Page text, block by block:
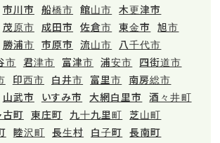
市川市 船橋市 館山市
木更津市
茂原市 成田市 佐倉市 東金市
旭市
勝浦市 市原市 流山市
八千代市
市 君津市 富津市 浦安市
四街道市
印西市 白井市 富里市
南房総市
山武市 いすみ市 大網白里市
酒々井町
古町 東庄町 九十九里町
芝山町
睦沢町 長生村 白子町
長南町